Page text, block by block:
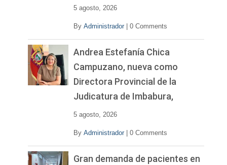
5 agosto, 2026
By Administrador 0 Comments
Andrea Estefanía Chica
Campuzano, nueva como
Directora Provincial de la
Judicatura de Imbabura,
5 agosto, 2026
By Administrador 0 Comments
Gran demanda de pacientes en